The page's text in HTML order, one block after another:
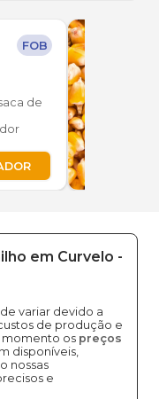
FOB
de
em Curvelo -
variar devido a
de produção e
momento os preços
disponíveis,
nossas
e